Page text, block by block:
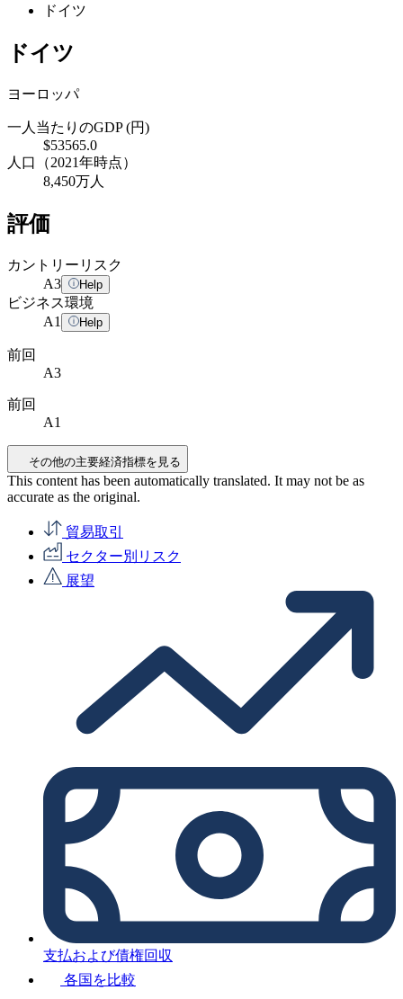
ドイツ
ドイツ
ヨーロッパ
一人当たりのGDP (円)
$53565.0
人口（2021年時点）
8,450万人
評価
カントリーリスク
A3 Help
ビジネス環境
A1 Help
前回
A3
前回
A1
その他の主要経済指標を見る
This content has been automatically translated. It may not be as
accurate as the original.
貿易取引
セクター別リスク
展望
支払および債権回収
各国を比較